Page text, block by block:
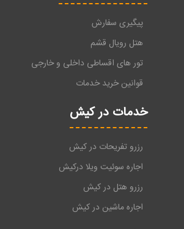
پیگیری سفارش
هتل رویال قشم
تور های اقساطی داخلی و خارجی
قوانین خرید خدمات
خدمات در کیش
رزرو تفریحات در کیش
اجاره سوئیت ویلا درکیش
رزرو هتل در کیش
اجاره ماشین در کیش